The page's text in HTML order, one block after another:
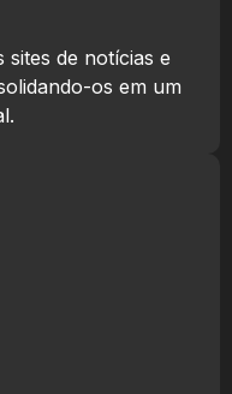
de notícias e
os em um